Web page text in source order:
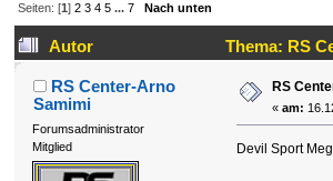
Seiten: [1 ] 2 3 4 5 ... 7 Nach unten
Autor Thema: RS
RS Center-Arno
Samimi
Forumsadministrator
Mitglied
RS
«am:
Devil Sport